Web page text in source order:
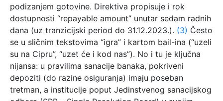
podizanjem gotovine. Direktiva propisuje i rok
dostupnosti “repayable amount” unutar sedam radnih
dana (uz tranzicijski period do 31.12.2023.). (3) Često
se u sličnim tekstovima “igra” i kartom bail-ina (“uzeli
su na Cipru”, “uzet će i kod nas”). No i tu je ključna
nijansa: u pravilima sanacije banaka, pokriveni
depoziti (do razine osiguranja) imaju poseban
tretman, a institucije poput Jedinstvenog sanacijskog